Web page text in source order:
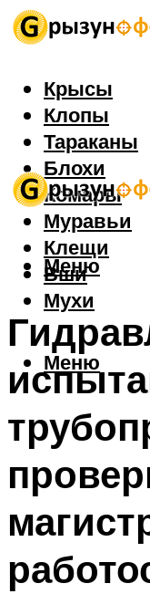
Крысы
Клопы
Тараканы
Блохи
Комары
Муравьи
Клещи
Вши
Мухи
Меню
Меню